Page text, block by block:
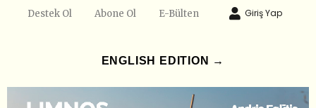
Destek Ol Abone Ol E-Bülten Giriş Yap
ENGLISH EDITION →